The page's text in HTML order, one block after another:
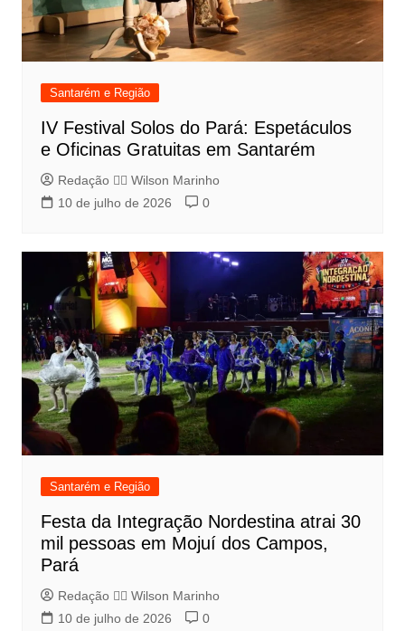
Santarém e Região
IV Festival Solos do Pará: Espetáculos
e Oficinas Gratuitas em Santarém
Redação 👨‍⚖️​ Wilson Marinho
10 de julho de 2026
0
Santarém e Região
Festa da Integração Nordestina atrai 30
mil pessoas em Mojuí dos Campos,
Pará
Redação 👨‍⚖️​ Wilson Marinho
10 de julho de 2026
0